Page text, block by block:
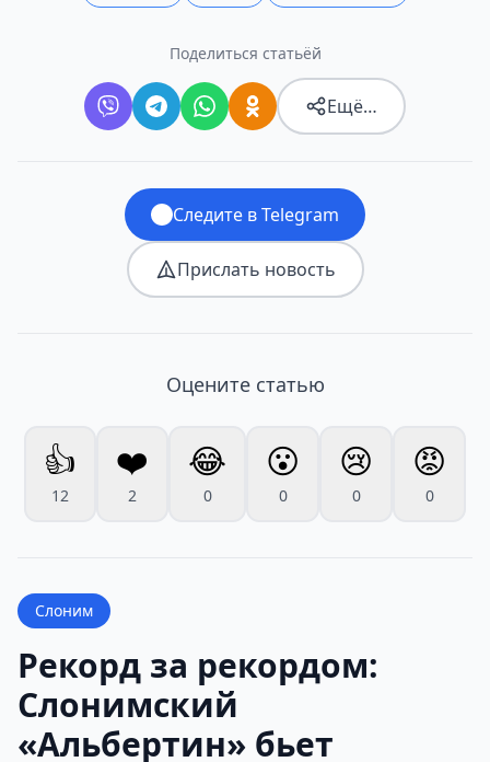
Поделиться статьёй
Ещё…
Следите в Telegram
Прислать новость
Оцените статью
👍
12
❤️
2
😂
0
😮
0
😢
0
😡
0
Слоним
Рекорд за рекордом:
Слонимский
«Альбертин» бьет